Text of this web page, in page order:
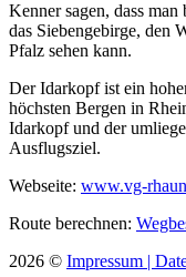
Kenner sagen, dass
das Siebengebirge, den
Pfalz sehen kann.
Der Idarkopf ist ein
höchsten Bergen in
Idarkopf und der
Ausflugsziel.
Webseite: www.vg-
Route berechnen:
2026 © Impressum |